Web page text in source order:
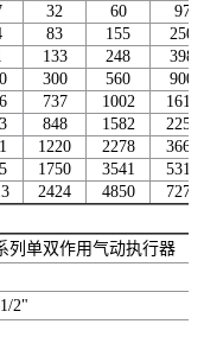
32 60
97
83 155
250
133 248
398
300 560
900
737 1002
1611
848 1582
2253
1220 2278
3661
1750 3541
5311
2424 4850
7275
列单双作用气动执行器
2"